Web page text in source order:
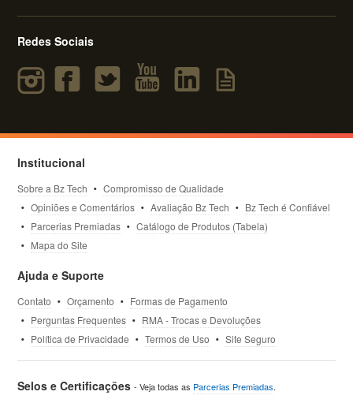
Redes Sociais
Institucional
Sobre a Bz Tech
Compromisso de Qualidade
Opiniões e Comentários
Avaliação Bz Tech
Bz Tech é Confiável
Parcerias Premiadas
Catálogo de Produtos (Tabela)
Mapa do Site
Ajuda e Suporte
Contato Orçamento
Formas de Pagamento
Perguntas Frequentes
RMA - Trocas e Devoluções
Política de Privacidade
Termos de Uso Site Seguro
Selos e Certificações- Veja todas as Parcerias Premiadas.